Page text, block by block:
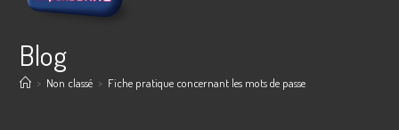
Blog
> Non classé > Fiche pratique concernant les mots de passe